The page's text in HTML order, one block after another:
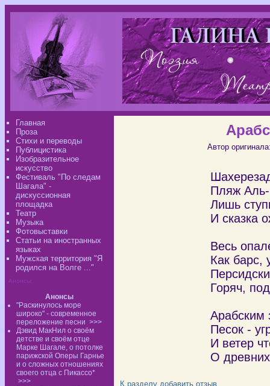
Главная
Проза
Стихи и переводы
Публицистика
Изобразительное
искусство
Фестиваль "По следам
Шагала" -
дискуссионная
площадка
Театр
Музыка
Фотовыставки
Статьи на иностранных
языках
Мужская территория "Я
родился на Волге ..."
Анонсы:
Анонсы
"Раскинулось море
широко" - современное
переложение песни >>>
Дэвид МакНил о своём
детстве и своём отце
Марке Шагале, о потолке
парижской Оперы Гарнье
и о сложных отношениях
своего отца с Пикассо*
>>>
Автор
Пляж
Лишь
И сказка
Весь
Как барс,
Горяч,
Арабским
Песок -
И ветер
О
К разделу добавить отзыв